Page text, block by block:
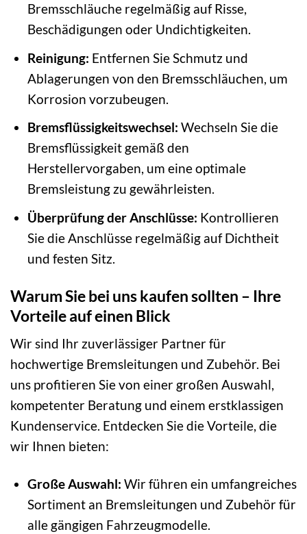
Bremsschläuche regelmäßig auf Risse,
Beschädigungen oder Undichtigkeiten.
Reinigung: Entfernen Sie Schmutz und
Ablagerungen von den Bremsschläuchen, um
Korrosion vorzubeugen.
Bremsflüssigkeitswechsel: Wechseln Sie die
Bremsflüssigkeit gemäß den
Herstellervorgaben, um eine optimale
Bremsleistung zu gewährleisten.
Überprüfung der Anschlüsse: Kontrollieren
Sie die Anschlüsse regelmäßig auf Dichtheit
und festen Sitz.
Warum Sie bei uns kaufen sollten – Ihre
Vorteile auf einen Blick
Wir sind Ihr zuverlässiger Partner für
hochwertige Bremsleitungen und Zubehör. Bei
uns profitieren Sie von einer großen Auswahl,
kompetenter Beratung und einem erstklassigen
Kundenservice. Entdecken Sie die Vorteile, die
wir Ihnen bieten:
Große Auswahl: Wir führen ein umfangreiches
Sortiment an Bremsleitungen und Zubehör für
alle gängigen Fahrzeugmodelle.